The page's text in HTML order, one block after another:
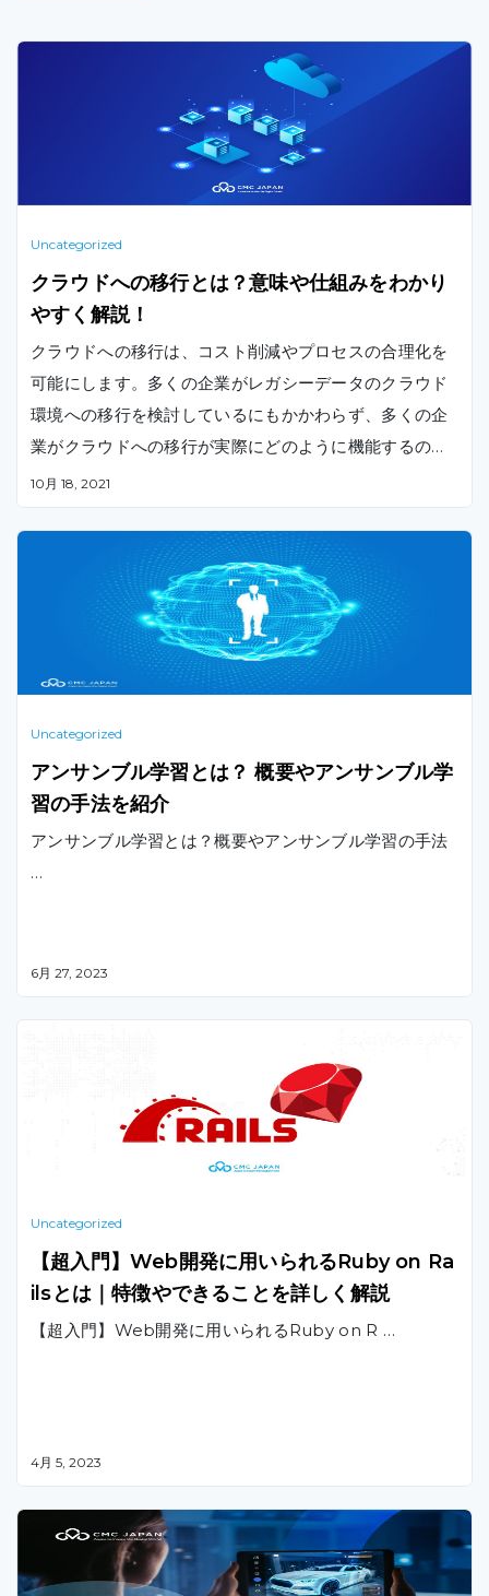
Uncategorized
クラウドへの移行とは？意味や仕組みをわかり
やすく解説！
クラウドへの移行は、コスト削減やプロセスの合理化を
可能にします。多くの企業がレガシーデータのクラウド
環境への移行を検討しているにもかかわらず、多くの企
業がクラウドへの移行が実際にどのように機能するのか
を十分に把握していません。この記事では、クラウドへ
解説していきます。
10月 18, 2021
Uncategorized
アンサンブル学習とは？ 概要やアンサンブル学
習の手法を紹介
アンサンブル学習とは？概要やアンサンブル学習の手法
…
6月 27, 2023
Uncategorized
【超入門】Web開発に用いられるRuby on Ra
ilsとは｜特徴やできることを詳しく解説
【超入門】Web開発に用いられるRuby on R …
4月 5, 2023